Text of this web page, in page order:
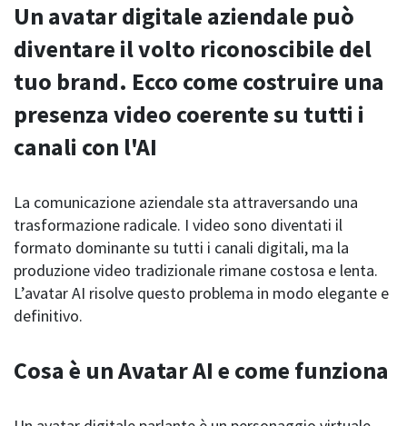
Un avatar digitale aziendale può
diventare il volto riconoscibile del
tuo brand. Ecco come costruire una
presenza video coerente su tutti i
canali con l'AI
La comunicazione aziendale sta attraversando una
trasformazione radicale. I video sono diventati il
formato dominante su tutti i canali digitali, ma la
produzione video tradizionale rimane costosa e lenta.
L’avatar AI risolve questo problema in modo elegante e
definitivo.
Cosa è un Avatar AI e come funziona